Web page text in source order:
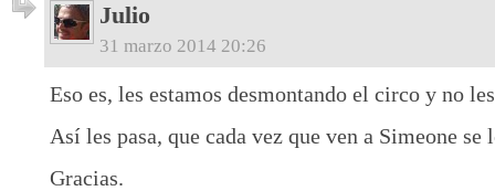
Julio
31 marzo 2014 20:26
Eso es, les estamos desmontando el circo y no
Así les pasa, que cada vez que ven a Simeone se
Gracias.